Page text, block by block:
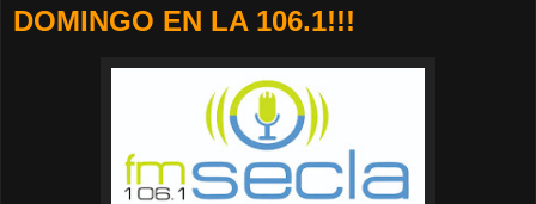
DOMINGO EN LA 106.1!!!